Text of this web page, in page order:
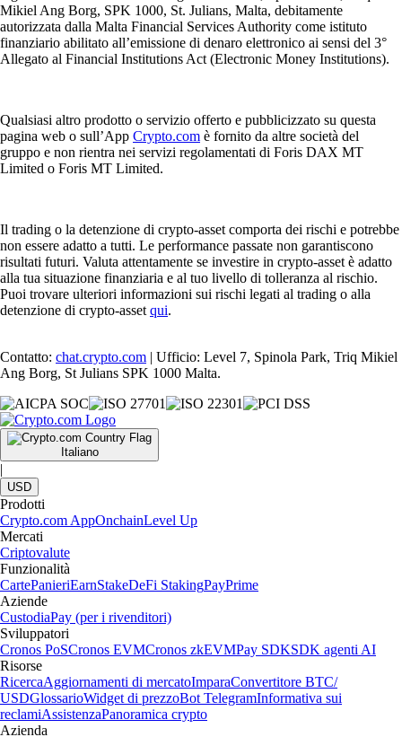
Mikiel Ang Borg, SPK 1000, St. Julians, Malta, debitamente
autorizzata dalla Malta Financial Services Authority come istituto
finanziario abilitato all’emissione di denaro elettronico ai sensi del 3°
Allegato al Financial Institutions Act (Electronic Money Institutions).
Qualsiasi altro prodotto o servizio offerto e pubblicizzato su questa
pagina web o sull’App Crypto.com è fornito da altre società del
gruppo e non rientra nei servizi regolamentati di Foris DAX MT
Limited o Foris MT Limited.
Il trading o la detenzione di crypto-asset comporta dei rischi e potrebbe
non essere adatto a tutti. Le performance passate non garantiscono
risultati futuri. Valuta attentamente se investire in crypto-asset è adatto
alla tua situazione finanziaria e al tuo livello di tolleranza al rischio.
Puoi trovare ulteriori informazioni sui rischi legati al trading o alla
detenzione di crypto-asset qui.
Contatto: chat.crypto.com | Ufficio: Level 7, Spinola Park, Triq Mikiel
Ang Borg, St Julians SPK 1000 Malta.
Italiano
|
USD
Prodotti
Crypto.com AppOnchainLevel Up
Mercati
Criptovalute
Funzionalità
CartePanieriEarnStakeDeFi StakingPayPrime
Aziende
CustodiaPay (per i rivenditori)
Sviluppatori
Cronos PoSCronos EVMCronos zkEVMPay SDKSDK agenti AI
Risorse
RicercaAggiornamenti di mercatoImparaConvertitore BTC/
USDGlossarioWidget di prezzoBot TelegramInformativa sui
reclamiAssistenzaPanoramica crypto
Azienda